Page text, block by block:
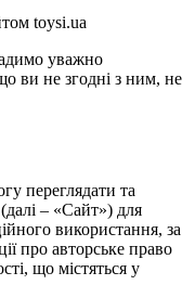
toysi.ua
уважно
ви не згодні з ним, не
переглядати та
– «Сайт») для
використання, за
про авторське право
що містяться у